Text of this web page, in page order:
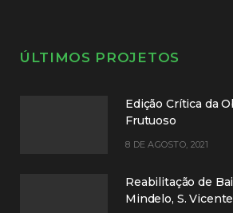
ÚLTIMOS PROJETOS
Edição Crítica da
Frutuoso
8 DE AGOSTO, 2021
Reabilitação de
Mindelo, S. Vicente